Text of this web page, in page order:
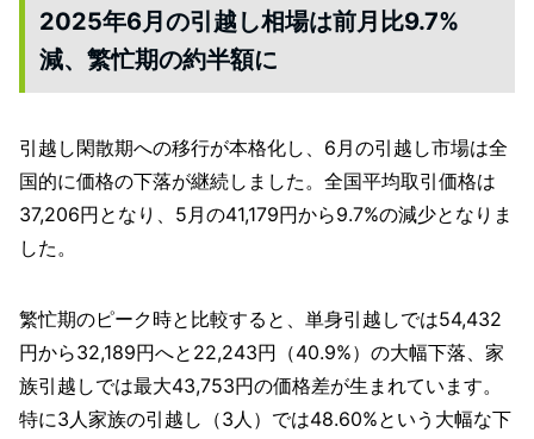
2025年6月の引越し相場は前月比9.7%
減、繁忙期の約半額に
引越し閑散期への移行が本格化し、6月の引越し市場は全
国的に価格の下落が継続しました。全国平均取引価格は
37,206円となり、5月の41,179円から9.7%の減少となりま
した。
繁忙期のピーク時と比較すると、単身引越しでは54,432
円から32,189円へと22,243円（40.9%）の大幅下落、家
族引越しでは最大43,753円の価格差が生まれています。
特に3人家族の引越し（3人）では48.60%という大幅な下